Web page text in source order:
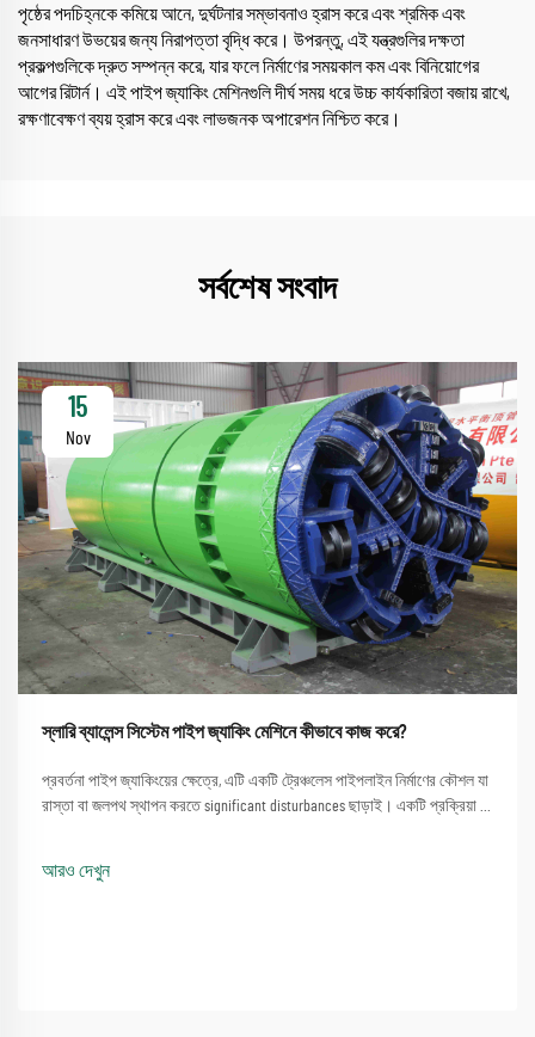
পৃষ্ঠের পদচিহ্নকে কমিয়ে আনে, দুর্ঘটনার সম্ভাবনাও হ্রাস করে এবং শ্রমিক এবং
জনসাধারণ উভয়ের জন্য নিরাপত্তা বৃদ্ধি করে। উপরন্তু, এই যন্ত্রগুলির দক্ষতা
প্রকল্পগুলিকে দ্রুত সম্পন্ন করে, যার ফলে নির্মাণের সময়কাল কম এবং বিনিয়োগের
আগের রিটার্ন। এই পাইপ জ্যাকিং মেশিনগুলি দীর্ঘ সময় ধরে উচ্চ কার্যকারিতা বজায় রাখে,
রক্ষণাবেক্ষণ ব্যয় হ্রাস করে এবং লাভজনক অপারেশন নিশ্চিত করে।
সর্বশেষ সংবাদ
15
Nov
স্লারি ব্যালেন্স সিস্টেম পাইপ জ্যাকিং মেশিনে কীভাবে কাজ করে?
প্রবর্তনা পাইপ জ্যাকিংয়ের ক্ষেত্রে, এটি একটি ট্রেঞ্চলেস পাইপলাইন নির্মাণের কৌশল যা
রাস্তা বা জলপথ স্থাপন করতে significant disturbances ছাড়াই। একটি প্রক্রিয়া যা
আরও দেখুন